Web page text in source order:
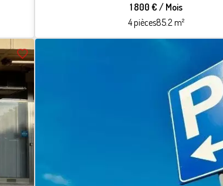
1 800 € / Mois
4 pièces85.2 m²